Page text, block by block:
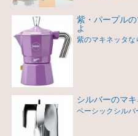
紫・パープル
よ
紫のマキネッタ
シルバーのマ
ベーシックシル